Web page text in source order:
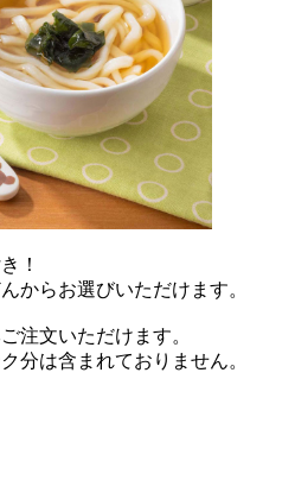
！
からお選びいただけます。
注文いただけます。
分は含まれておりません。